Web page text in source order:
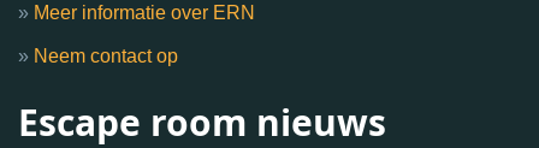
» Meer informatie over ERN
» Neem contact op
Escape room nieuws